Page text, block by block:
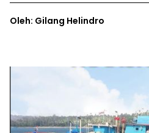
Oleh: Gilang Helindro